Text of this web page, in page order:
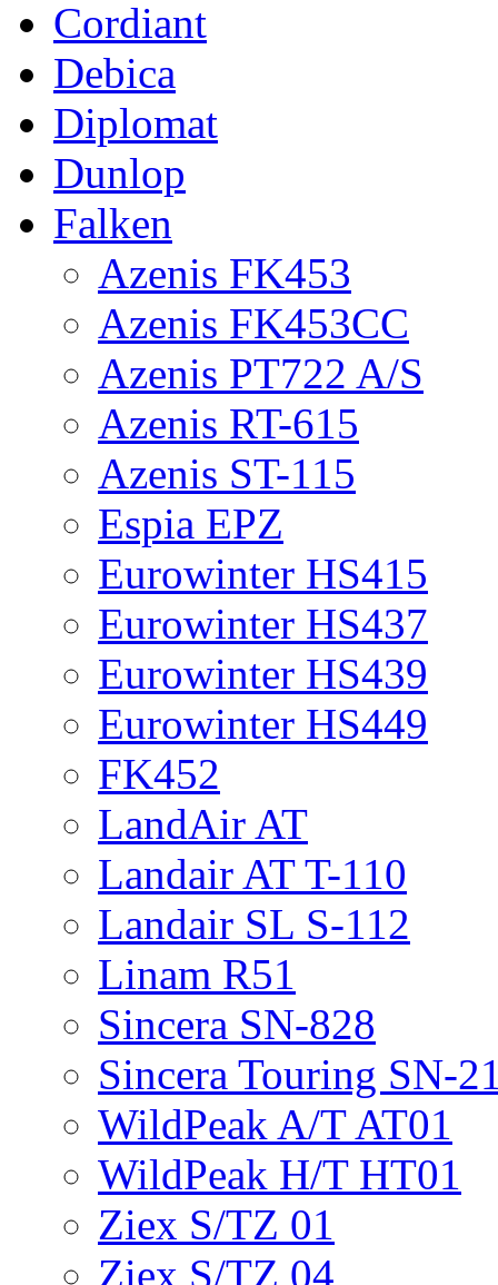
Cordiant
Debica
Diplomat
Dunlop
Falken
Azenis FK453
Azenis FK453CC
Azenis PT722 A/S
Azenis RT-615
Azenis ST-115
Espia EPZ
Eurowinter HS415
Eurowinter HS437
Eurowinter HS439
Eurowinter HS449
FK452
LandAir AT
Landair AT T-110
Landair SL S-112
Linam R51
Sincera SN-828
Sincera Touring SN-
WildPeak A/T AT01
WildPeak H/T HT01
Ziex S/TZ 01
Ziex S/TZ 04